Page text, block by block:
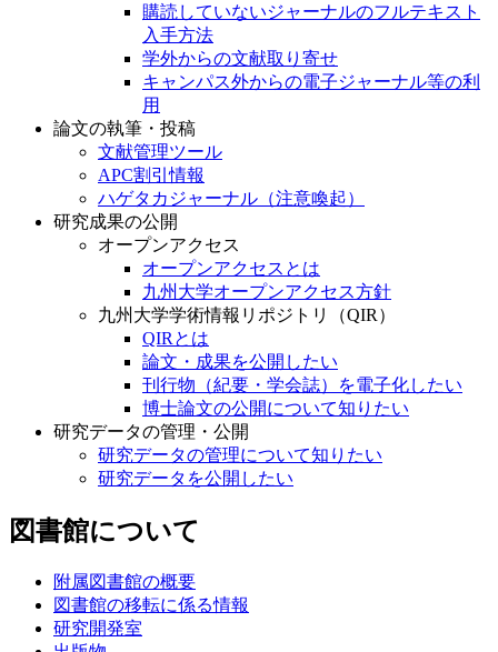
購読していないジャーナルのフルテキスト
入手方法
学外からの文献取り寄せ
キャンパス外からの電子ジャーナル等の利
用
論文の執筆・投稿
文献管理ツール
APC割引情報
ハゲタカジャーナル（注意喚起）
研究成果の公開
オープンアクセス
オープンアクセスとは
九州大学オープンアクセス方針
九州大学学術情報リポジトリ（QIR）
QIRとは
論文・成果を公開したい
刊行物（紀要・学会誌）を電子化したい
博士論文の公開について知りたい
研究データの管理・公開
研究データの管理について知りたい
研究データを公開したい
図書館について
附属図書館の概要
図書館の移転に係る情報
研究開発室